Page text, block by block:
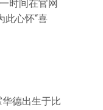
时间在官网
此心怀“喜
德出生于比